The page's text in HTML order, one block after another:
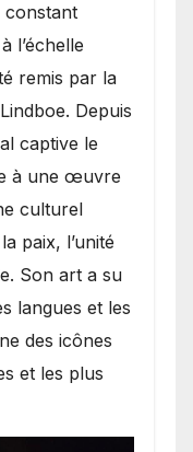
constant
l’échelle
remis par la
Depuis
captive le
à une œuvre
culturel
paix, l’unité
Son art a su
langues et les
des icônes
et les plus